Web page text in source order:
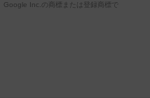
Inc.の商標または登録商標で